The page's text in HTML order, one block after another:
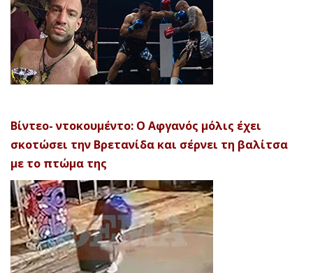
Βίντεο- ντοκουμέντο: Ο Αφγανός μόλις έχει
σκοτώσει την Βρετανίδα και σέρνει τη βαλίτσα
με το πτώμα της